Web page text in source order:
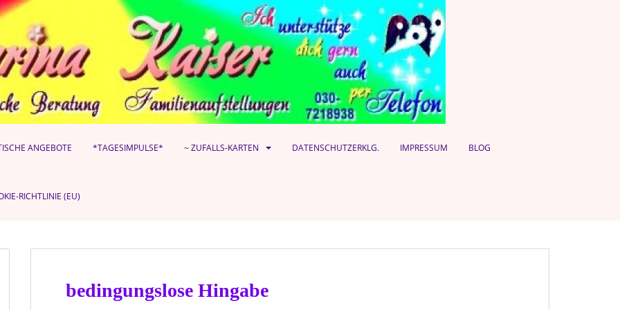
ANGEBOTE *TAGESIMPULSE* ~ ZUFALLS-KARTEN DATENSCHUTZERKLG. IMPRESSUM BLOG
RICHTLINIE (EU)
bedingungslose Hingabe